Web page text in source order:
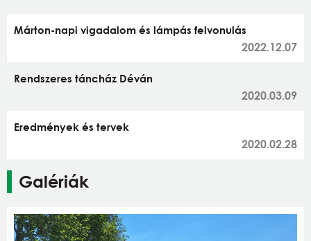
Márton-napi vigadalom és lámpás felvonulás
2022.12.07
Rendszeres táncház Déván
2020.03.09
Eredmények és tervek
2020.02.28
Galériák